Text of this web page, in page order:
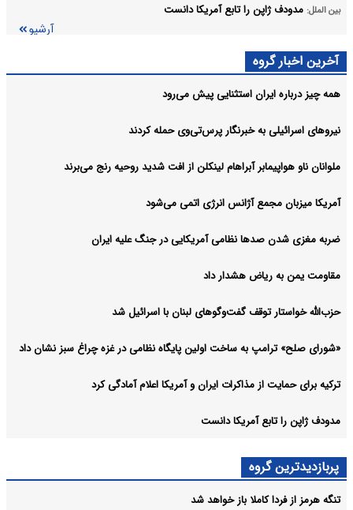
بین الملل: مدودف ژاپن را تابع آمریکا دانست
آرشیو
آخرین اخبار گروه
همه چیز درباره ایران استثنایی پیش می‌رود
نیروهای اسرائیلی به خبرنگار پرس‌تی‌وی حمله کردند
ملوانان ناو هواپیمابر آبراهام لینکلن از افت شدید روحیه رنج می‌برند
آمریکا میزبان مجمع آژانس انرژی اتمی می‌شود
ضربه مغزی شدن صدها نظامی آمریکایی در جنگ علیه ایران
مقاومت یمن به ریاض هشدار داد
حزب‌الله خواستار توقف گفت‌وگوهای لبنان با اسرائیل شد
«شورای صلح» ترامپ به ساخت اولین پایگاه نظامی در غزه چراغ سبز نشان داد
ترکیه برای حمایت از مذاکرات ایران و آمریکا اعلام آمادگی کرد
مدودف ژاپن را تابع آمریکا دانست
پربازدیدترین گروه
تنگه هرمز از فردا کاملا باز خواهد شد